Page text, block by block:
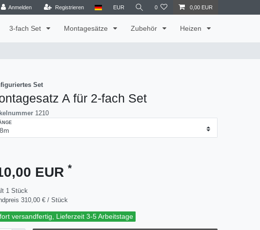
Anmelden Registrieren EUR 0 0,00 EUR
3-fach Set Montagesätze Zubehör Heizen
Set
A für 2-fach Set
1210
EUR *
1 Stück
310,00 € / Stück
versandfertig, Lieferzeit 3-5 Arbeitstage